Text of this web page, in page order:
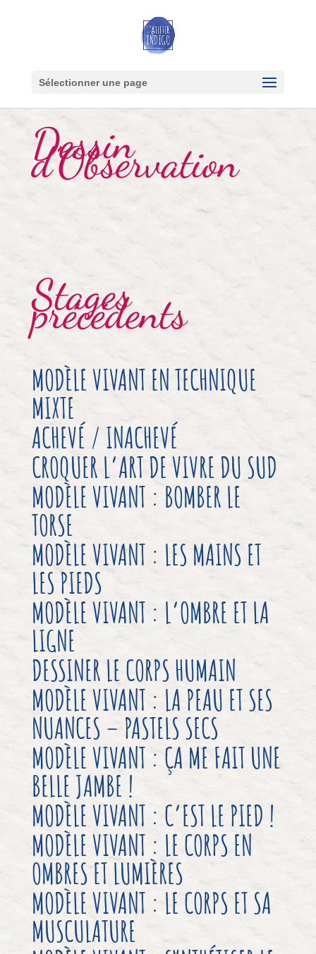
Sélectionner une page
Dessin
d’Observation
Stages
précédents
MODÈLE VIVANT EN TECHNIQUE
MIXTE
ACHEVÉ / INACHEVÉ
CROQUER L’ART DE VIVRE DU SUD
MODÈLE VIVANT : BOMBER LE
TORSE
MODÈLE VIVANT : LES MAINS ET
LES PIEDS
MODÈLE VIVANT : L’OMBRE ET LA
LIGNE
DESSINER LE CORPS HUMAIN
MODÈLE VIVANT : LA PEAU ET SES
NUANCES – PASTELS SECS
MODÈLE VIVANT : ÇA ME FAIT UNE
BELLE JAMBE !
MODÈLE VIVANT : C’EST LE PIED !
MODÈLE VIVANT : LE CORPS EN
OMBRES ET LUMIÈRES
MODÈLE VIVANT : LE CORPS ET SA
MUSCULATURE